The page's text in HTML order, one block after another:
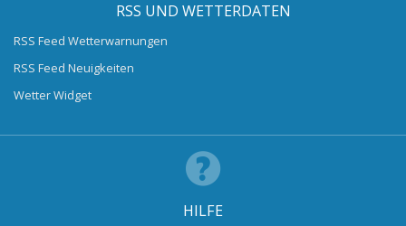
RSS UND WETTERDATEN
RSS Feed Wetterwarnungen
RSS Feed Neuigkeiten
Wetter Widget
HILFE